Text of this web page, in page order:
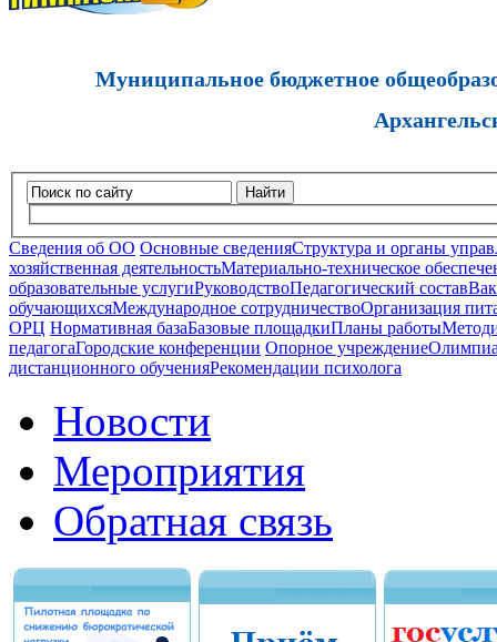
Муниципальное бюджетное
Найти
Сведения об ОО Основные сведенияСтруктура и органы
хозяйственная деятельностьМатериально-техническое
образовательные услугиРуководствоПедагогический состав
обучающихсяМеждународное сотрудничествоОрганизация
ОРЦ Нормативная базаБазовые площадкиПланы работы
педагогаГородские конференции Опорное учреждение
дистанционного обученияРекомендации психолога
Новости
Мероприятия
Обратная связь